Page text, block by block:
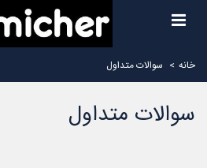
خانه > سوالات متداول
سوالات متداول